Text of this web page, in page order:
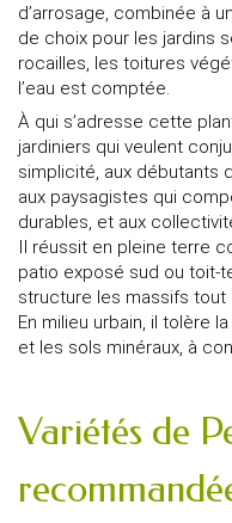
d’arrosage, combinée à
de choix pour les jardins
rocailles, les toitures
l’eau est comptée.
À qui s’adresse cette
jardiniers qui veulent
simplicité, aux débutants
aux paysagistes qui
durables, et aux
Il réussit en pleine terre
patio exposé sud ou toit-
structure les massifs tout
En milieu urbain, il tolère
et les sols minéraux, à
Variétés de